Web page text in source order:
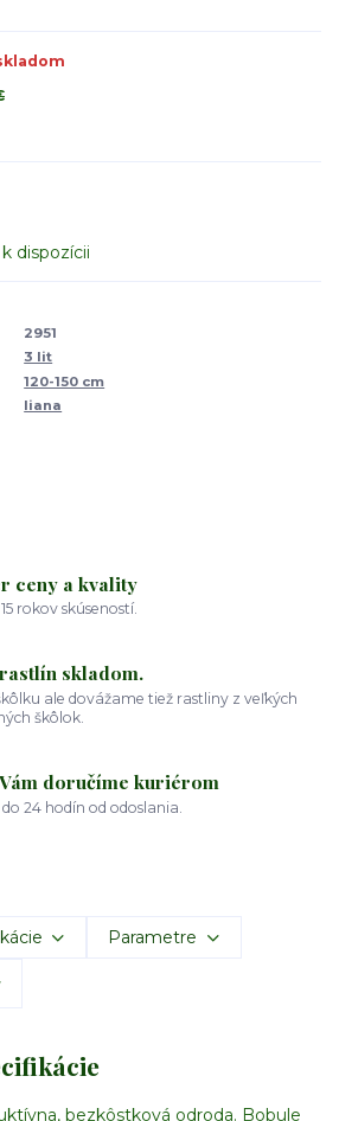
dispozícii
2951
3 lit
120-150 cm
liana
ceny a kvality
rokov skúseností.
skladom.
ale dovážame tiež rastliny z veľkých
škôlok.
doručíme kuriérom
24 hodín od odoslania.
Parametre
bezkôstková odroda. Bobule